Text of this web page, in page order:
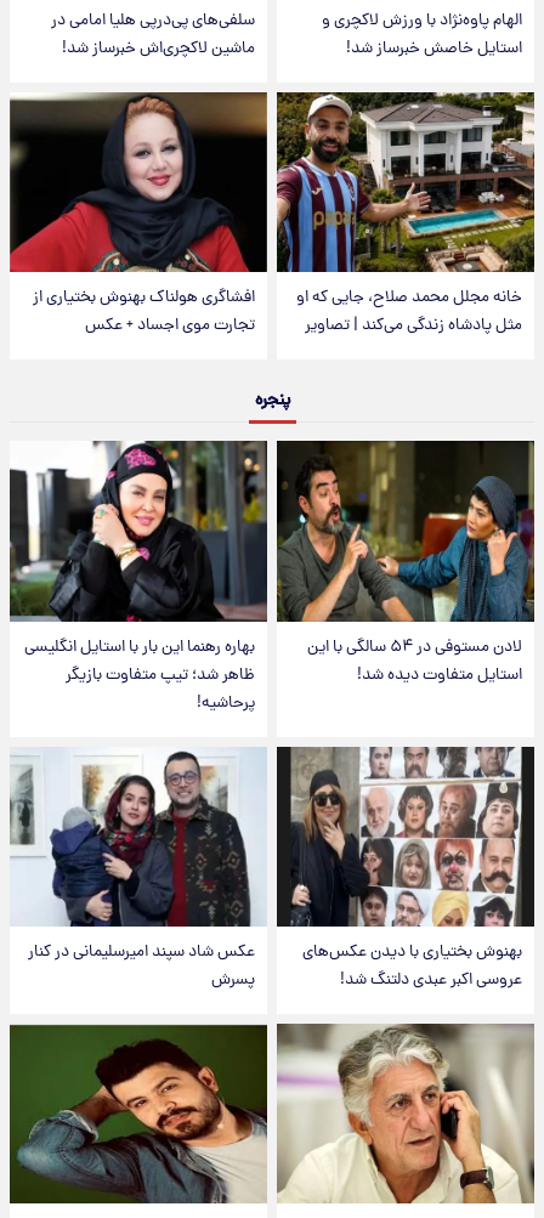
الهام پاوه‌نژاد با ورزش لاکچری و
استایل خاصش خبرساز شد!
سلفی‌های پی‌درپی هلیا امامی در
ماشین لاکچری‌اش خبرساز شد!
خانه مجلل محمد صلاح، جایی که او
مثل پادشاه زندگی می‌کند | تصاویر
افشاگری هولناک بهنوش بختیاری از
تجارت موی اجساد + عکس
پنجره
لادن مستوفی در ۵۴ سالگی با این
استایل متفاوت دیده شد!
بهاره رهنما این بار با استایل انگلیسی
ظاهر شد؛ تیپ متفاوت بازیگر
پرحاشیه!
بهنوش بختیاری با دیدن عکس‌های
عروسی اکبر عبدی دلتنگ شد!
عکس شاد سپند امیرسلیمانی در کنار
پسرش